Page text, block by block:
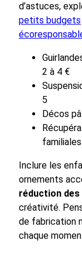
d’astuces,
petits budgets
2 à 4 €
5
Décos
Inclure les
ornements
réduction
créativité.
de fabrication
chaque